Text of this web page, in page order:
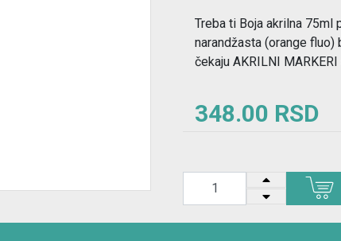
Treba ti Boja akrilna 75ml
narandžasta (orange
čekaju AKRILNI
348.00 RSD